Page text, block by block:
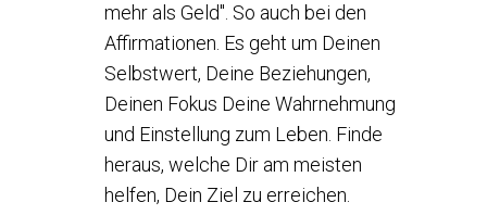
mehr als Geld". So auch bei den
Affirmationen. Es geht um Deinen
Selbstwert, Deine Beziehungen,
Deinen Fokus Deine Wahrnehmung
und Einstellung zum Leben. Finde
heraus, welche Dir am meisten
helfen, Dein Ziel zu erreichen.